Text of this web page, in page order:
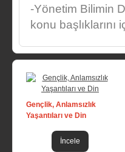
-Yönetim Bilimin
konu
Gençlik, Anlamsızlık
Yaşantıları ve Din
İncele